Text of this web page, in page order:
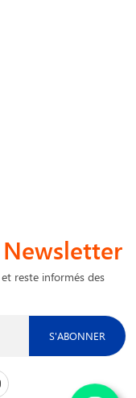
Newsletter
reste informés des
S'ABONNER